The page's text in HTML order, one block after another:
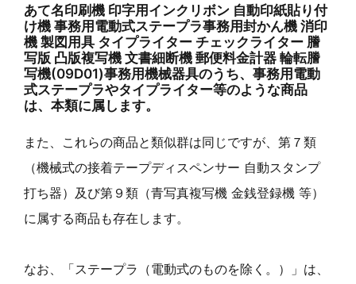
あて名印刷機 印字用インクリボン 自動印紙貼り付
け機 事務用電動式ステープラ事務用封かん機 消印
機 製図用具 タイプライター チェックライター 謄
写版 凸版複写機 文書細断機 郵便料金計器 輪転謄
写機(09D01)事務用機械器具のうち、事務用電動
式ステープラやタイプライター等のような商品
は、本類に属します。
また、これらの商品と類似群は同じですが、第７類
（機械式の接着テープディスペンサー 自動スタンプ
打ち器）及び第９類（青写真複写機 金銭登録機 等）
に属する商品も存在します。
なお、「ステープラ（電動式のものを除く。）」は、